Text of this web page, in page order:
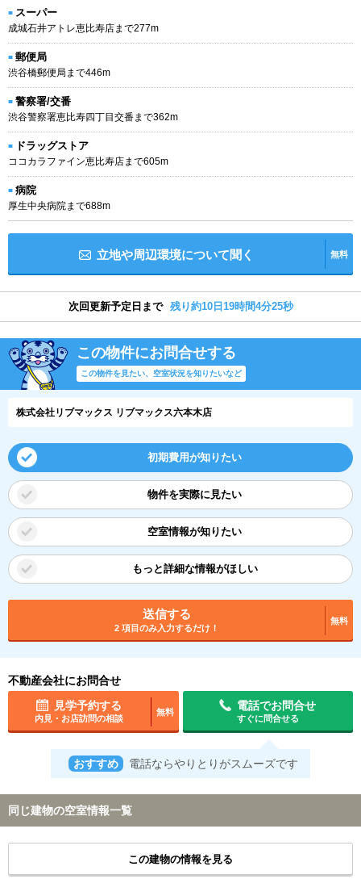
スーパー
成城石井アトレ恵比寿店まで277m
郵便局
渋谷橋郵便局まで446m
警察署/交番
渋谷警察署恵比寿四丁目交番まで362m
ドラッグストア
ココカラファイン恵比寿店まで605m
病院
厚生中央病院まで688m
立地や周辺環境について聞く 無料
次回更新予定日まで 残り約10日19時間4分24秒
この物件にお問合せする
この物件を見たい、空室状況を知りたいなど
株式会社リブマックス リブマックス六本木店
初期費用が知りたい
物件を実際に見たい
空室情報が知りたい
もっと詳細な情報がほしい
送信する
2 項目のみ入力するだけ！
無料
不動産会社にお問合せ
見学予約する
内見・お店訪問の相談
無料
電話でお問合せ
すぐに問合せる
おすすめ 電話ならやりとりがスムーズです
同じ建物の空室情報一覧
この建物の情報を見る